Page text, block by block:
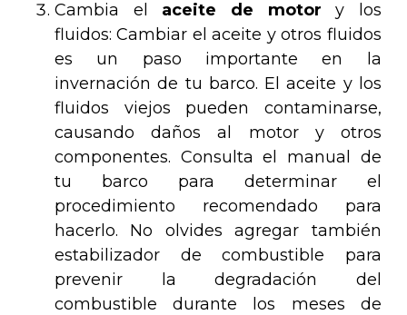
Cambia el aceite de motor y los
fluidos: Cambiar el aceite y otros fluidos
es un paso importante en la
invernación de tu barco. El aceite y los
fluidos viejos pueden contaminarse,
causando daños al motor y otros
componentes. Consulta el manual de
tu barco para determinar el
procedimiento recomendado para
hacerlo. No olvides agregar también
estabilizador de combustible para
prevenir la degradación del
combustible durante los meses de